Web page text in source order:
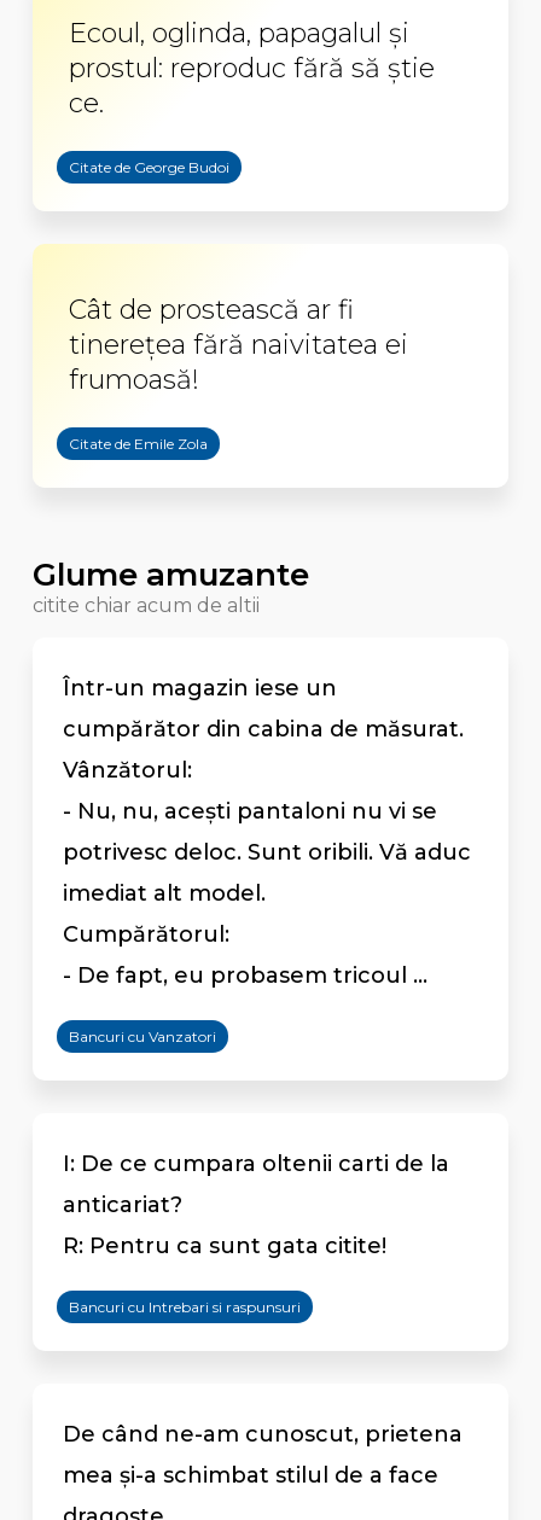
Ecoul, oglinda, papagalul şi
prostul: reproduc fără să ştie
ce.
Citate de George Budoi
Cât de prostească ar fi
tinereţea fără naivitatea ei
frumoasă!
Citate de Emile Zola
Glume amuzante
citite chiar acum de altii
Într-un magazin iese un
cumpărător din cabina de măsurat.
Vânzătorul:
- Nu, nu, acești pantaloni nu vi se
potrivesc deloc. Sunt oribili. Vă aduc
imediat alt model.
Cumpărătorul:
- De fapt, eu probasem tricoul ...
Bancuri cu Vanzatori
I: De ce cumpara oltenii carti de la
anticariat?
R: Pentru ca sunt gata citite!
Bancuri cu Intrebari si raspunsuri
De când ne-am cunoscut, prietena
mea şi-a schimbat stilul de a face